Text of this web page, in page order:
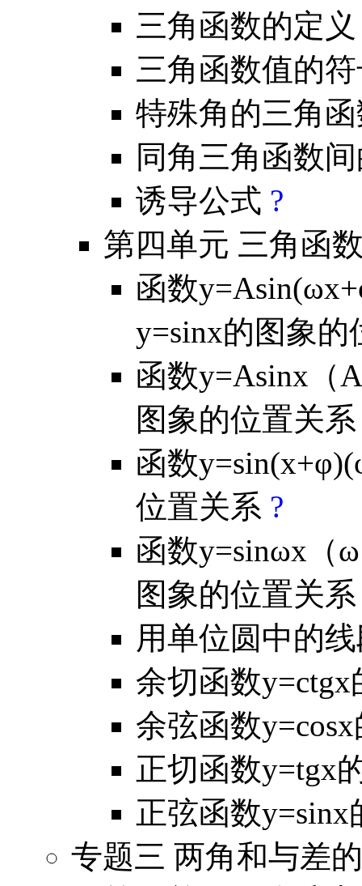
三角函数的定
三角函数值的
特殊角的三角
同角三角函数
诱导公式 ?
第四单元 三角函
函数
y=sinx的图象
函数y=Asinx（
图象的位置关
函数
位置关系 ?
函数y=sinωx（
图象的位置关
用单位圆中的
余切函数
余弦函数
正切函数y=tgx
正弦函数
专题三 两角和与差